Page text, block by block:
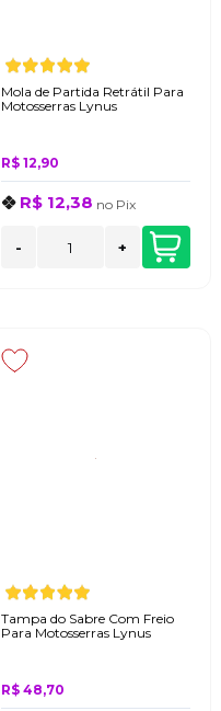
Mola de Partida Retrátil Para
Motosserras Lynus
R$ 12,90
R$ 12,38 no Pix
- +
Tampa do Sabre Com Freio
Para Motosserras Lynus
R$ 48,70